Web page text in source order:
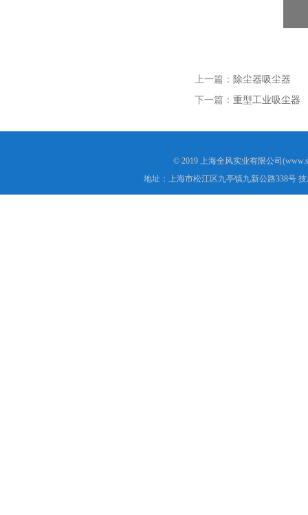
上一篇： 除尘器吸尘器
下一篇： 重型工业吸尘器
© 2019 上海全风实业有限公司
地址：上海市松江区九亭镇九新公路338号